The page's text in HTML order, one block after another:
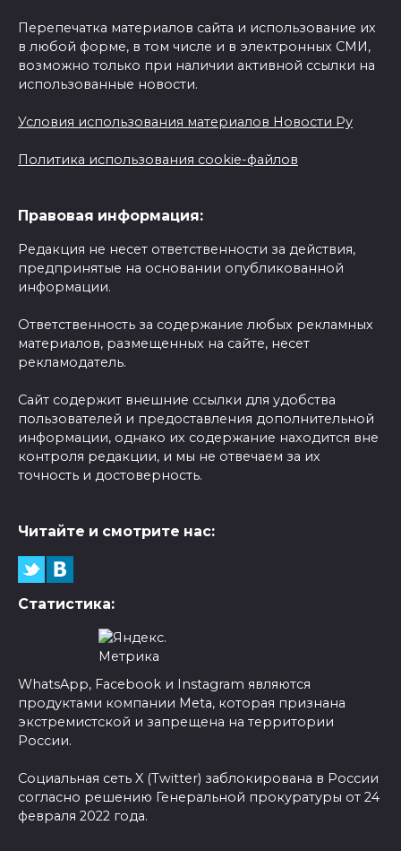
Перепечатка материалов сайта и использование их
в любой форме, в том числе и в электронных СМИ,
возможно только при наличии активной ссылки на
использованные новости.
Условия использования материалов Новости Ру
Политика использования cookie-файлов
Правовая информация:
Редакция не несет ответственности за действия,
предпринятые на основании опубликованной
информации.
Ответственность за содержание любых рекламных
материалов, размещенных на сайте, несет
рекламодатель.
Сайт содержит внешние ссылки для удобства
пользователей и предоставления дополнительной
информации, однако их содержание находится вне
контроля редакции, и мы не отвечаем за их
точность и достоверность.
Читайте и смотрите нас:
Статистика:
WhatsApp, Facebook и Instagram являются
продуктами компании Meta, которая признана
экстремистской и запрещена на территории
России.
Социальная сеть X (Twitter) заблокирована в России
согласно решению Генеральной прокуратуры от 24
февраля 2022 года.